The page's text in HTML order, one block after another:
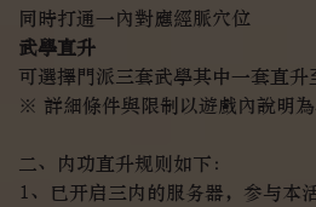
同時打通一內對應經脈穴位
武學直升
可選擇門派三套武學其中一套直升
※ 詳細條件與限制以遊戲內說明
二、内功直升规则如下：
1、已开启三内的服务器，参与本